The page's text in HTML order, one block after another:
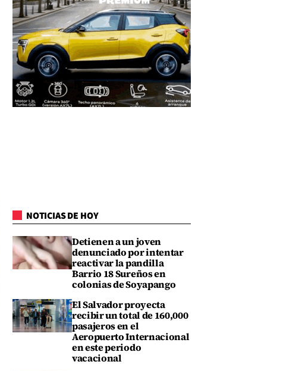
NOTICIAS DE HOY
Detienen a un joven
denunciado por intentar
reactivar la pandilla
Barrio 18 Sureños en
colonias de Soyapango
El Salvador proyecta
recibir un total de 160,000
pasajeros en el
Aeropuerto Internacional
en este periodo
vacacional